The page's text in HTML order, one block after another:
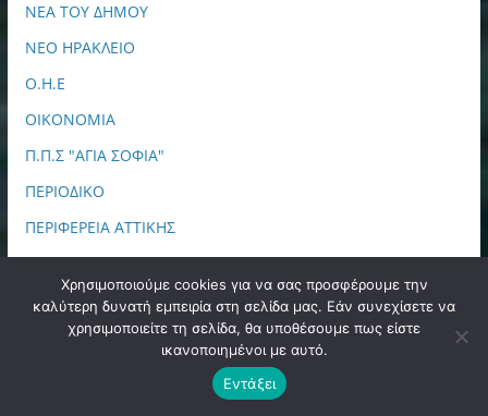
ΝΕΑ ΤΟΥ ΔΗΜΟΥ
ΝΕΟ ΗΡΑΚΛΕΙΟ
Ο.Η.Ε
ΟΙΚΟΝΟΜΙΑ
Π.Π.Σ "ΑΓΙΑ ΣΟΦΙΑ"
ΠΕΡΙΟΔΙΚΟ
ΠΕΡΙΦΕΡΕΙΑ ΑΤΤΙΚΗΣ
ΠΕΡΙΦΕΡΕΙΑΚΑ
ΠΟΔΟΣΦΑΙΡΟ
ΠΟΛΙΤΙΚΗ
Χρησιμοποιούμε cookies για να σας προσφέρουμε την
καλύτερη δυνατή εμπειρία στη σελίδα μας. Εάν συνεχίσετε να
χρησιμοποιείτε τη σελίδα, θα υποθέσουμε πως είστε
ικανοποιημένοι με αυτό.
Εντάξει